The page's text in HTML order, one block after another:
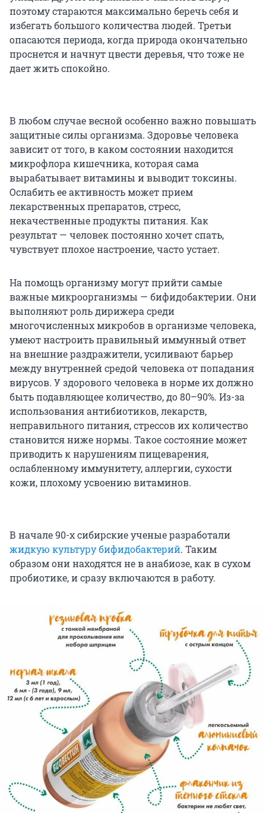
поэтому стараются максимально беречь себя и
избегать большого количества людей. Третьи
опасаются периода, когда природа окончательно
проснется и начнут цвести деревья, что тоже не
дает жить спокойно.
В любом случае весной особенно важно повышать
защитные силы организма. Здоровье человека
зависит от того, в каком состоянии находится
микрофлора кишечника, которая сама
вырабатывает витамины и выводит токсины.
Ослабить ее активность может прием
лекарственных препаратов, стресс,
некачественные продукты питания. Как
результат — человек постоянно хочет спать,
чувствует плохое настроение, часто устает.
На помощь организму могут прийти самые
важные микроорганизмы — бифидобактерии. Они
выполняют роль дирижера среди
многочисленных микробов в организме человека,
умеют настроить правильный иммунный ответ
на внешние раздражители, усиливают барьер
между внутренней средой человека от попадания
вирусов. У здорового человека в норме их должно
быть подавляющее количество, до 80–90%. Из-за
использования антибиотиков, лекарств,
неправильного питания, стрессов их количество
становится ниже нормы. Такое состояние может
приводить к нарушениям пищеварения,
ослабленному иммунитету, аллергии, сухости
кожи, плохому усвоению витаминов.
В начале 90-х сибирские ученые разработали
жидкую культуру бифидобактерий. Таким
образом они находятся не в анабиозе, как в сухом
пробиотике, и сразу включаются в работу.